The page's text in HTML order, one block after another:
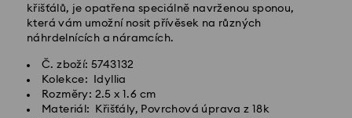
křišťálů, je opatřena speciálně navrženou sponou,
která vám umožní nosit přívěsek na různých
náhrdelnících a náramcích.
Č. zboží: 5743132
Kolekce: Idyllia
Rozměry: 2.5 x 1.6 cm
Materiál: Křišťály, Povrchová úprava z 18k
Expresní doručení -FedEx
SEČ budou zpracovány a odeslány tentýž pracovní
den.
Expresní dodací lhůta: 1-2 pracovní den po
zpracování a odeslání